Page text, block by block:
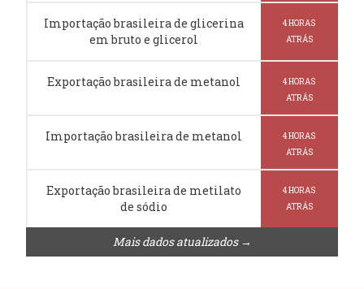
Importação brasileira de glicerina
em bruto e glicerol
4 HORAS
ATRÁS
Exportação brasileira de metanol
4 HORAS
ATRÁS
Importação brasileira de metanol
4 HORAS
ATRÁS
Exportação brasileira de metilato
de sódio
4 HORAS
ATRÁS
Mais dados atualizados →